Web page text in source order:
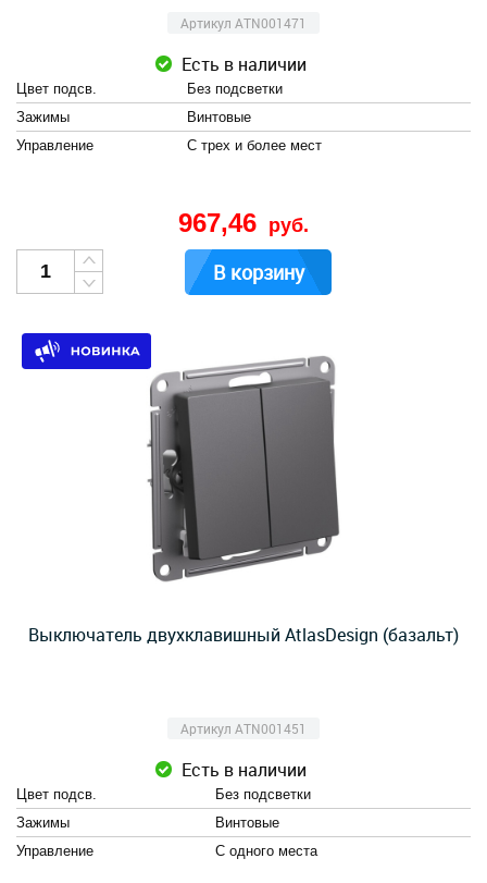
Артикул ATN001471
Есть в наличии
Цвет подсв.
Без подсветки
Зажимы
Винтовые
Управление
С трех и более мест
967,46 руб.
В корзину
Выключатель двухклавишный AtlasDesign (базальт)
Артикул ATN001451
Есть в наличии
Цвет подсв.
Без подсветки
Зажимы
Винтовые
Управление
С одного места